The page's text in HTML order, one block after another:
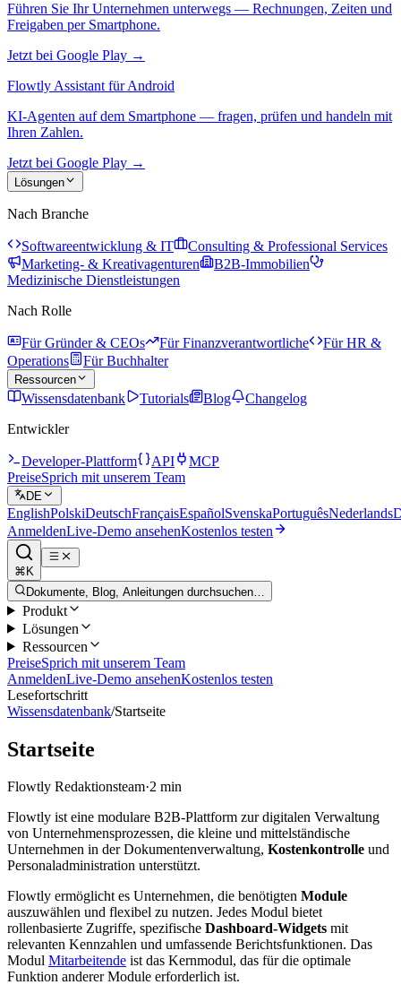
Führen Sie Ihr Unternehmen unterwegs — Rechnungen, Zeiten und
Freigaben per Smartphone.
Jetzt bei Google Play →
Flowtly Assistant für Android
KI-Agenten auf dem Smartphone — fragen, prüfen und handeln mit
Ihren Zahlen.
Jetzt bei Google Play →
Lösungen
Nach Branche
Softwareentwicklung & IT
Consulting & Professional Services
Marketing- & Kreativagenturen
B2B-Immobilien
Medizinische Dienstleistungen
Nach Rolle
Für Gründer & CEOs Für Finanzverantwortliche
Für HR &
Operations
Für Buchhalter
Ressourcen
Wissensdatenbank Tutorials Blog
Changelog
Entwickler
Developer-Plattform API
MCP
PreiseSprich mit unserem Team
DE
EnglishPolskiDeutschFrançaisEspañolSvenskaPortuguêsNederlands
AnmeldenLive-Demo ansehenKostenlos testen
⌘K
Dokumente, Blog, Anleitungen durchsuchen…
Produkt
Lösungen
Ressourcen
PreiseSprich mit unserem Team
AnmeldenLive-Demo ansehenKostenlos testen
Lesefortschritt
Wissensdatenbank/Startseite
Startseite
Flowtly Redaktionsteam·2 min
Flowtly ist eine modulare B2B-Plattform zur digitalen Verwaltung
von Unternehmensprozessen, die kleine und mittelständische
Unternehmen in der Dokumentenverwaltung, Kostenkontrolle und
Personaladministration unterstützt.
Flowtly ermöglicht es Unternehmen, die benötigten Module
auszuwählen und flexibel zu nutzen. Jedes Modul bietet
rollenbasierte Zugriffe, spezifische Dashboard-Widgets mit
relevanten Kennzahlen und umfassende Berichtsfunktionen. Das
Modul Mitarbeitende ist das Kernmodul, das für die optimale
Funktion anderer Module erforderlich ist.